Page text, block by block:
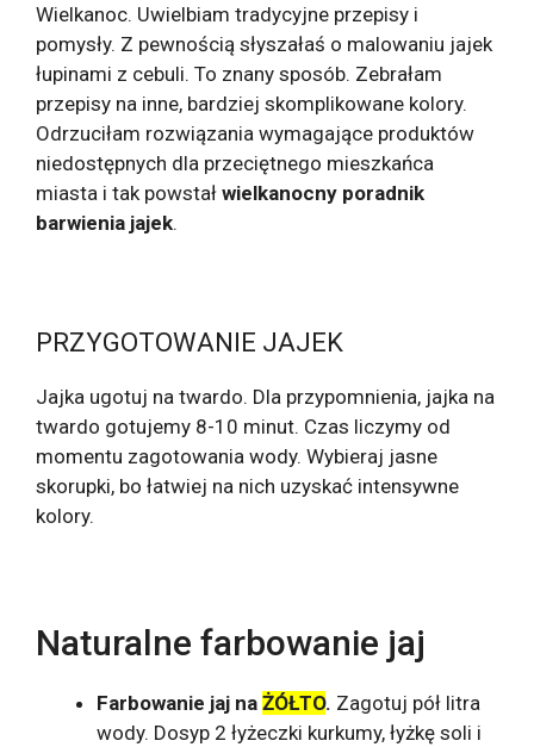
Wielkanoc. Uwielbiam tradycyjne przepisy i
pomysły. Z pewnością słyszałaś o malowaniu jajek
łupinami z cebuli. To znany sposób. Zebrałam
przepisy na inne, bardziej skomplikowane kolory.
Odrzuciłam rozwiązania wymagające produktów
niedostępnych dla przeciętnego mieszkańca
miasta i tak powstał wielkanocny poradnik
barwienia jajek.
PRZYGOTOWANIE JAJEK
Jajka ugotuj na twardo. Dla przypomnienia, jajka na
twardo gotujemy 8-10 minut. Czas liczymy od
momentu zagotowania wody. Wybieraj jasne
skorupki, bo łatwiej na nich uzyskać intensywne
kolory.
Naturalne farbowanie jaj
Farbowanie jaj na ŻÓŁTO. Zagotuj pół litra
wody. Dosyp 2 łyżeczki kurkumy, łyżkę soli i